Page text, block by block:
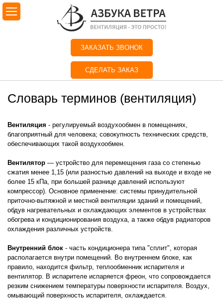
ЗАКАЗАТЬ ЗВОНОК
СДЕЛАТЬ ЗАКАЗ
Словарь терминов (вентиляция)
Вентиляция - регулируемый воздухообмен в помещениях,
благоприятный для человека; совокупность технических средств,
обеспечивающих такой воздухообмен.
Вентилятор — устройство для перемещения газа со степенью
сжатия менее 1,15 (или разностью давлений на выходе и входе не
более 15 кПа, при большей разнице давлений используют
компрессор). Основное применение: системы принудительной
приточно-вытяжной и местной вентиляции зданий и помещений,
обдув нагревательных и охлаждающих элементов в устройствах
обогрева и кондиционирования воздуха, а также обдув радиаторов
охлаждения различных устройств.
Внутренний блок - часть кондиционера типа "сплит", которая
располагается внутри помещений. Во внутреннем блоке, как
правило, находится фильтр, теплообменник испарителя и
вентилятор. В испарителе испаряется фреон, что сопровождается
резким снижением температуры поверхности испарителя. Воздух,
омывающий поверхность испарителя, охлаждается.